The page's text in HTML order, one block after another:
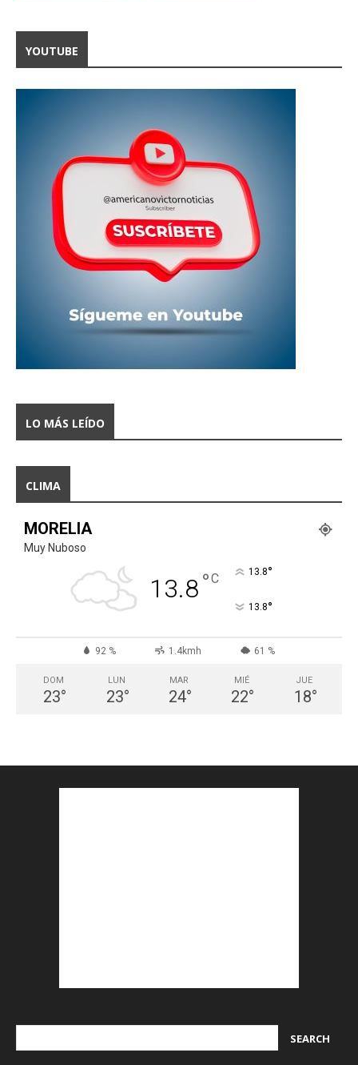
YOUTUBE
LO MÁS LEÍDO
CLIMA
MORELIA
Muy Nuboso
13.8°C 13.8°
13.8°
92 % 1.4kmh 61 %
DOM
23°
LUN
23°
MAR
24°
MIÉ
22°
JUE
18°